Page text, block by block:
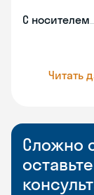
С носителем
Читать
Сложно